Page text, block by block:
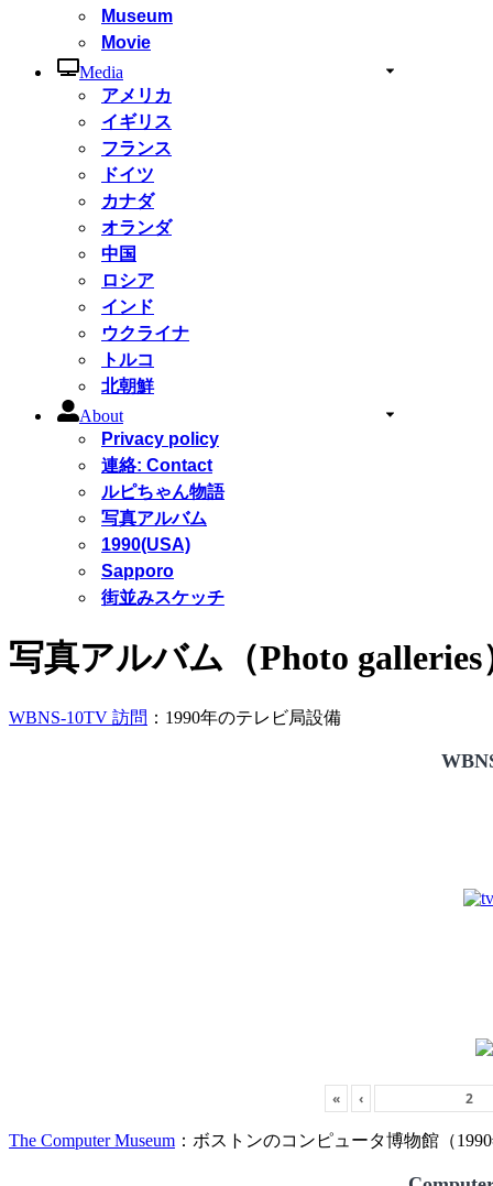
Museum
Movie
Media
アメリカ
イギリス
フランス
ドイツ
カナダ
オランダ
中国
ロシア
インド
ウクライナ
トルコ
北朝鮮
About
Privacy policy
連絡: Contact
ルピちゃん物語
写真アルバム
1990(USA)
Sapporo
街並みスケッチ
写真アルバム（Photo galleries
WBNS-10TV 訪問 ：1990年のテレビ局設備
« ‹
The Computer Museum ：ボストンのコンピュータ博物館（